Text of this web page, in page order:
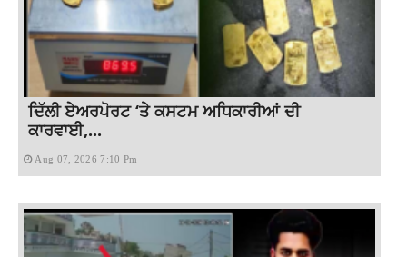
ਦਿੱਲੀ ਏਅਰਪੋਰਟ ‘ਤੇ ਕਸਟਮ ਅਧਿਕਾਰੀਆਂ ਦੀ
ਕਾਰਵਾਈ,...
Aug 07, 2026 7:10 Pm